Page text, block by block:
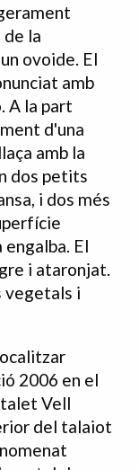
de la
ovoide. El
amb
A la part
d'una
amb la
dos petits
i dos més
El
i ataronjat.
vegetals i
2006 en el
Vell
del talaiot